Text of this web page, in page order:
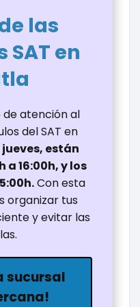
las
SAT en
atención al
del SAT en
jueves, están
a 16:00h, y los
Con esta
organizar tus
y evitar las
sucursal